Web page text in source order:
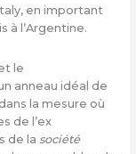
en important
à l’Argentine.
le
anneau idéal de
la mesure où
de l’ex
de la société